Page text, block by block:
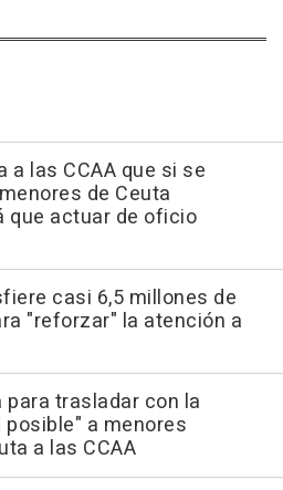
a las CCAA que si se
de Ceuta
que actuar de oficio
casi 6,5 millones de
"reforzar" la atención a
trasladar con la
a menores
a las CCAA